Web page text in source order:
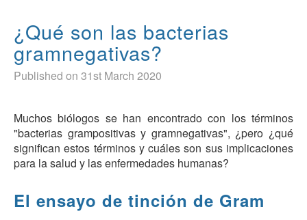
¿Qué son las bacterias
gramnegativas?
Published on 31st March 2020
Muchos biólogos se han encontrado con los términos
"bacterias grampositivas y gramnegativas", ¿pero ¿qué
significan estos términos y cuáles son sus implicaciones
para la salud y las enfermedades humanas?
El ensayo de tinción de Gram